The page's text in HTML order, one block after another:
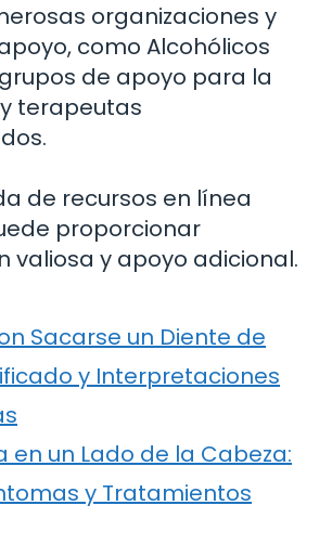
organizaciones y
como Alcohólicos
de apoyo para la
terapeutas
de recursos en línea
proporcionar
valiosa y apoyo adicional.
Sacarse un Diente de
y Interpretaciones
en un Lado de la Cabeza:
y Tratamientos